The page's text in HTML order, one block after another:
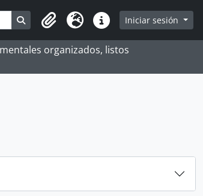
Search in browse page
Portapapeles
Idioma Enlaces rápidos
Iniciar sesión
organizados, listos